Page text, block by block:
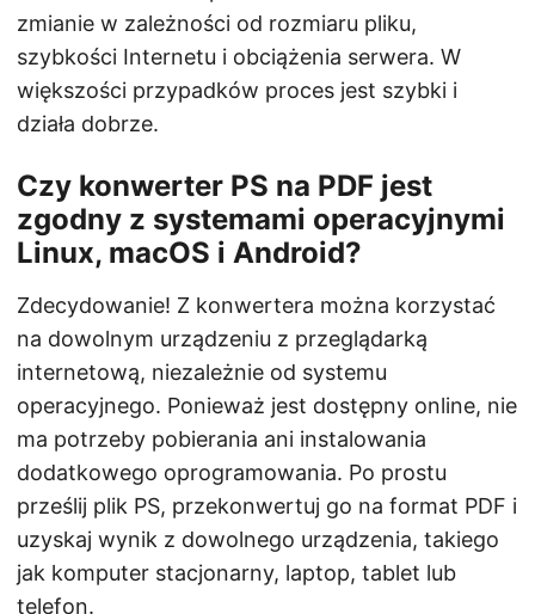
zmianie w zależności od rozmiaru pliku,
szybkości Internetu i obciążenia serwera. W
większości przypadków proces jest szybki i
działa dobrze.
Czy konwerter PS na PDF jest
zgodny z systemami operacyjnymi
Linux, macOS i Android?
Zdecydowanie! Z konwertera można korzystać
na dowolnym urządzeniu z przeglądarką
internetową, niezależnie od systemu
operacyjnego. Ponieważ jest dostępny online, nie
ma potrzeby pobierania ani instalowania
dodatkowego oprogramowania. Po prostu
prześlij plik PS, przekonwertuj go na format PDF i
uzyskaj wynik z dowolnego urządzenia, takiego
jak komputer stacjonarny, laptop, tablet lub
telefon.